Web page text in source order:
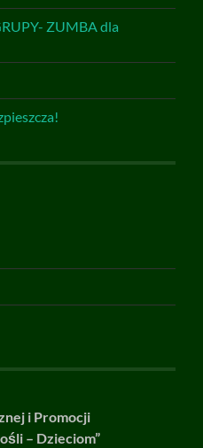
ZUMBA dla
i Promocji
– Dzieciom”